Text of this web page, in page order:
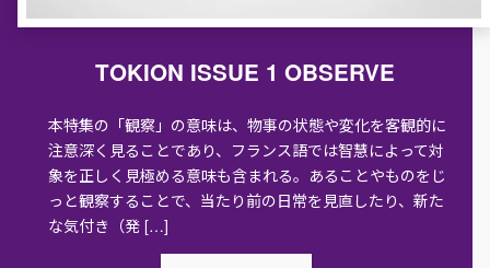
TOKION ISSUE 1 OBSERVE
本特集の「観察」の意味は、物事の状態や変化を客観的に
注意深く見ることであり、フランス語では智慧によって対
象を正しく見極める意味も含まれる。あることやものをじ
っと観察することで、当たり前の日常を見直したり、新た
な気付き（発 […]